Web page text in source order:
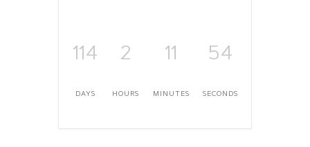
114
DAYS
2
HOURS
11
MINUTES
54
SECONDS